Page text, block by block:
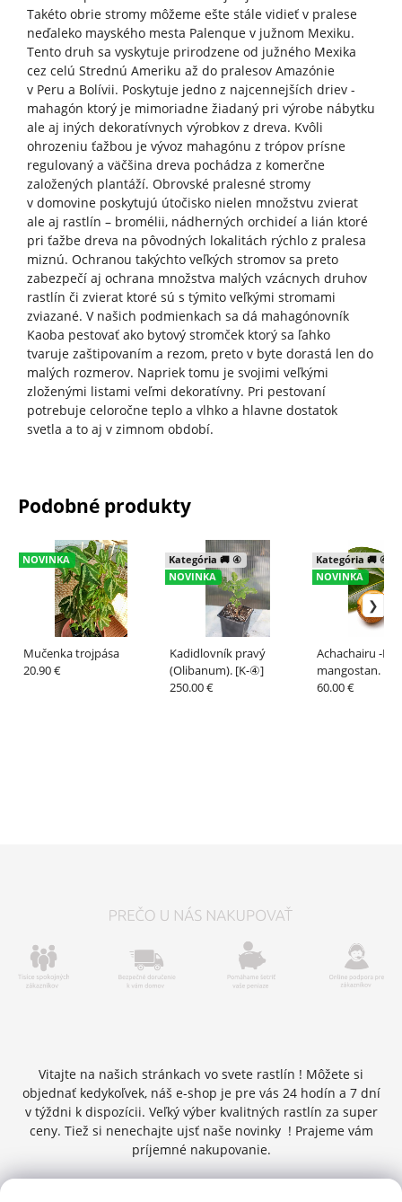
Takéto obrie stromy môžeme ešte stále vidieť v pralese
neďaleko mayského mesta Palenque v južnom Mexiku.
Tento druh sa vyskytuje prirodzene od južného Mexika
cez celú Strednú Ameriku až do pralesov Amazónie
v Peru a Bolívii. Poskytuje jedno z najcennejších driev -
mahagón ktorý je mimoriadne žiadaný pri výrobe nábytku
ale aj iných dekoratívnych výrobkov z dreva. Kvôli
ohrozeniu ťažbou je vývoz mahagónu z trópov prísne
regulovaný a väčšina dreva pochádza z komerčne
založených plantáží. Obrovské pralesné stromy
v domovine poskytujú útočisko nielen množstvu zvierat
ale aj rastlín – bromélii, nádherných orchideí a lián ktoré
pri ťažbe dreva na pôvodných lokalitách rýchlo z pralesa
miznú. Ochranou takýchto veľkých stromov sa preto
zabezpečí aj ochrana množstva malých vzácnych druhov
rastlín či zvierat ktoré sú s týmito veľkými stromami
zviazané. V našich podmienkach sa dá mahagónovník
Kaoba pestovať ako bytový stromček ktorý sa ľahko
tvaruje zaštipovaním a rezom, preto v byte dorastá len do
malých rozmerov. Napriek tomu je svojimi veľkými
zloženými listami veľmi dekoratívny. Pri pestovaní
potrebuje celoročne teplo a vlhko a hlavne dostatok
svetla a to aj v zimnom období.
Podobné produkty
Mučenka trojpása
NOVINKA
20.90 €
Kadidlovník pravý
(Olibanum). [K-④]
Kategória 🚚 ④
NOVINKA
250.00 €
Achachairu -
mangostan.
Kategória 🚚 ④
NOVINKA
60.00 €
Vitajte na našich stránkach vo svete rastlín ! Môžete si
objednať kedykoľvek, náš e-shop je pre vás 24 hodín a 7 dní
v týždni k dispozícii. Veľký výber kvalitných rastlín za super
ceny. Tiež si nenechajte ujsť naše novinky ! Prajeme vám
príjemné nakupovanie.